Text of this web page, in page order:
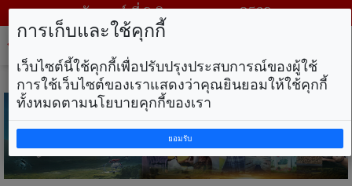
วันเสาร์ ที่ 8 สิงหาคม พ.ศ. 2569
การเก็บและใช้คุกกี้
เว็บไซต์นี้ใช้คุกกี้เพื่อปรับปรุงประสบการณ์ของผู้ใช้
การใช้เว็บไซต์ของเราแสดงว่าคุณยินยอมให้ใช้คุกกี้
ทั้งหมดตามนโยบายคุกกี้ของเรา
ยอมรับ